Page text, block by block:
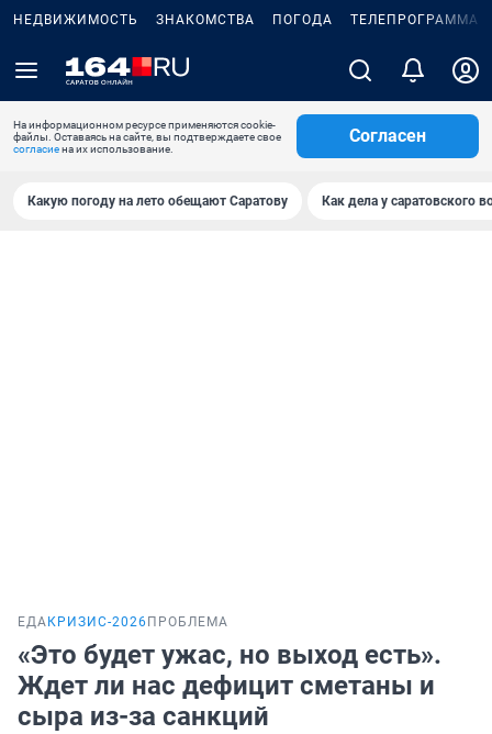
НЕДВИЖИМОСТЬ ЗНАКОМСТВА ПОГОДА ТЕЛЕПРОГРАММА
На информационном ресурсе применяются cookie-
файлы. Оставаясь на сайте, вы подтверждаете свое
согласиена их использование.
Согласен
Какую погоду на лето обещают Саратову Как дела у саратовского
ЕДА КРИЗИС-2026 ПРОБЛЕМА
«Это будет ужас, но выход есть».
Ждет ли нас дефицит сметаны и
сыра из-за санкций